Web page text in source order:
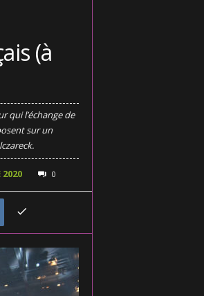
(à
qui l’échange de
sur un
2020 0